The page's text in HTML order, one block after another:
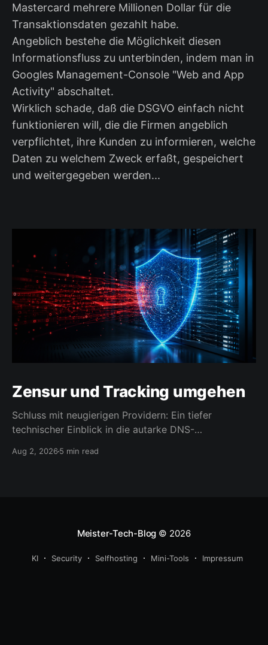
Mastercard mehrere Millionen Dollar für die
Transaktionsdaten gezahlt habe.
Angeblich bestehe die Möglichkeit diesen
Informationsfluss zu unterbinden, indem man in
Googles Management-Console "Web and App
Activity" abschaltet.
Wirklich schade, daß die DSGVO einfach nicht
funktionieren will, die die Firmen angeblich
verpflichtet, ihre Kunden zu informieren, welche
Daten zu welchem Zweck erfaßt, gespeichert
und weitergegeben werden...
Zensur und Tracking umgehen
Schluss mit neugierigen Providern: Ein tiefer
technischer Einblick in die autarke DNS-
Aug 2, 20265 min read
Meister-Tech-Blog © 2026
KI Security Selfhosting Mini-Tools Impressum